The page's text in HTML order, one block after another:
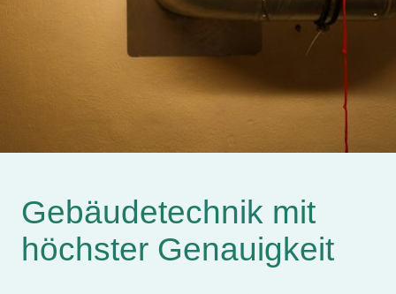
Gebäudetechnik mit
höchster Genauigkeit